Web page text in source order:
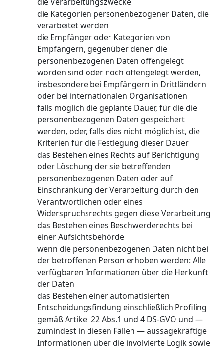
die Kategorien personenbezogener Daten, die
verarbeitet werden
die Empfänger oder Kategorien von
Empfängern, gegenüber denen die
personenbezogenen Daten offengelegt
worden sind oder noch offengelegt werden,
insbesondere bei Empfängern in Drittländern
oder bei internationalen Organisationen
falls möglich die geplante Dauer, für die die
personenbezogenen Daten gespeichert
werden, oder, falls dies nicht möglich ist, die
Kriterien für die Festlegung dieser Dauer
das Bestehen eines Rechts auf Berichtigung
oder Löschung der sie betreffenden
personenbezogenen Daten oder auf
Einschränkung der Verarbeitung durch den
Verantwortlichen oder eines
Widerspruchsrechts gegen diese Verarbeitung
das Bestehen eines Beschwerderechts bei
einer Aufsichtsbehörde
wenn die personenbezogenen Daten nicht bei
der betroffenen Person erhoben werden: Alle
verfügbaren Informationen über die Herkunft
der Daten
das Bestehen einer automatisierten
Entscheidungsfindung einschließlich Profiling
gemäß Artikel 22 Abs.1 und 4 DS-GVO und —
zumindest in diesen Fällen — aussagekräftige
Informationen über die involvierte Logik sowie